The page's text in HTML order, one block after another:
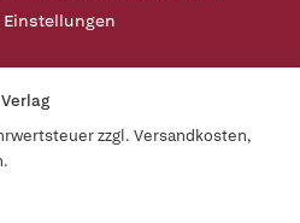
Einstellungen
zzgl. Versandkosten,